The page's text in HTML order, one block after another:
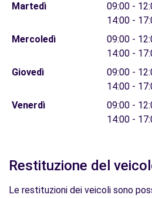
Martedì
09:00 -
14:00 -
Mercoledì
09:00 -
14:00 -
Giovedì
09:00 -
14:00 -
Venerdì
09:00 -
14:00 -
Restituzione del
Le restituzioni dei veicoli sono